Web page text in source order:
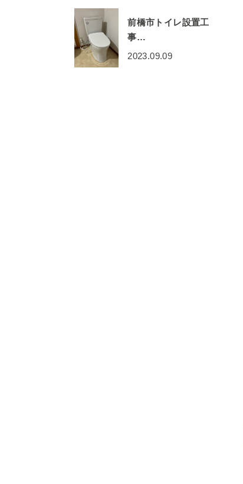
前橋市トイレ設置工
事…
2023.09.09